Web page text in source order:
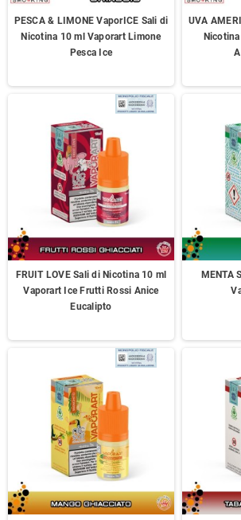
PESCA & LIMONE VaporICE Sali di
Nicotina 10 ml Vaporart Limone
Pesca Ice
UVA
FRUIT LOVE Sali di Nicotina 10 ml
Vaporart Ice Frutti Rossi Anice
Eucalipto
MENTA